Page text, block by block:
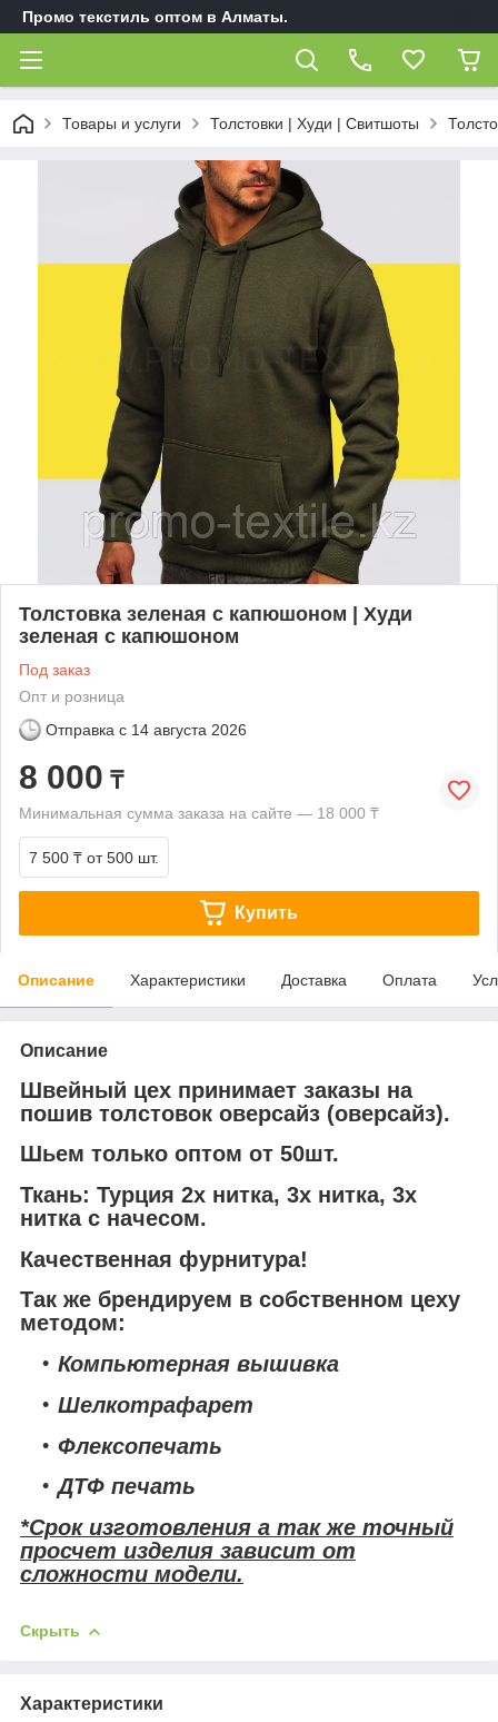
Промо текстиль оптом в Алматы.
Товары и услуги Толстовки | Худи | Свитшоты
Толстовка зеленая с капюшоном | Худи
зеленая с капюшоном
Под заказ
Опт и розница
Отправка с 14 августа 2026
8 000 ₸
Минимальная сумма заказа на сайте — 18 000 ₸
7 500 ₸ от 500 шт.
Купить
Описание Характеристики Доставка Оплата
Описание
Швейный цех принимает заказы на
пошив толстовок оверсайз (оверсайз).
Шьем только оптом от 50шт.
Ткань: Турция 2х нитка, 3х нитка, 3х
нитка с начесом.
Качественная фурнитура!
Так же брендируем в собственном цеху
методом:
Компьютерная вышивка
Шелкотрафарет
Флексопечать
ДТФ печать
*Срок изготовления а так же точный
просчет изделия зависит от
сложности модели.
Скрыть
Характеристики